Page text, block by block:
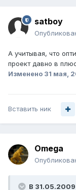
satboy
А учитывая, что
проект давно в
Изменено 31 мая,
Вставить ник
Omega
В 31.05.2009